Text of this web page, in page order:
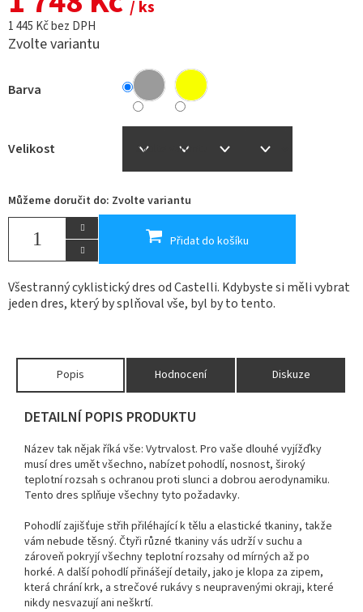
/ ks
1 445 Kč bez DPH
Zvolte variantu
Barva
Velikost
Můžeme doručit do: Zvolte variantu
Přidat do košíku
Všestranný cyklistický dres od Castelli. Kdybyste si měli vybrat
jeden dres, který by splňoval vše, byl by to tento.
Popis Hodnocení Diskuze
DETAILNÍ POPIS PRODUKTU
Název tak nějak říká vše: Vytrvalost. Pro vaše dlouhé vyjížďky
musí dres umět všechno, nabízet pohodlí, nosnost, široký
teplotní rozsah s ochranou proti slunci a dobrou aerodynamiku.
Tento dres splňuje všechny tyto požadavky.
Pohodlí zajišťuje střih přiléhající k tělu a elastické tkaniny, takže
vám nebude těsný. Čtyři různé tkaniny vás udrží v suchu a
zároveň pokryjí všechny teplotní rozsahy od mírných až po
horké. A další pohodlí přinášejí detaily, jako je klopa za zipem,
která chrání krk, a strečové rukávy s neupravenými okraji, které
nikdy nesvazují ani neškrtí.